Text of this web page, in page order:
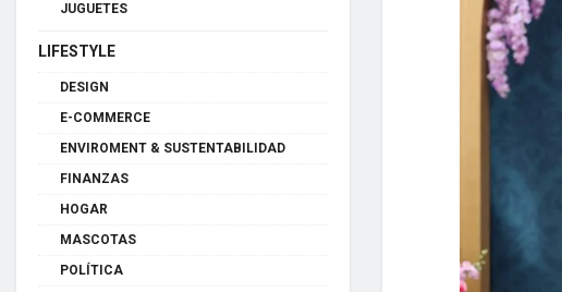
JUGUETES
LIFESTYLE
DESIGN
E-COMMERCE
ENVIROMENT & SUSTENTABILIDAD
FINANZAS
HOGAR
MASCOTAS
POLÍTICA